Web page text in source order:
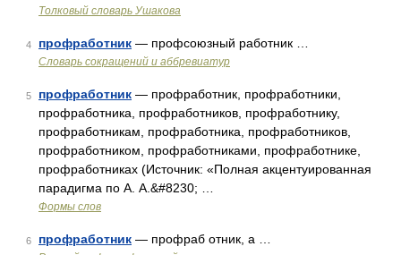
Толковый словарь Ушакова
4 профработник — профсоюзный работник …
Словарь сокращений и аббревиатур
5 профработник — профработник, профработники,
профработника, профработников, профработнику,
профработникам, профработника, профработников,
профработником, профработниками, профработнике,
профработниках (Источник: «Полная акцентуированная
парадигма по А. А.&#8230; …
Формы слов
6 профработник — профраб отник, а …